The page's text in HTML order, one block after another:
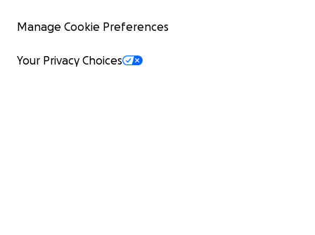
Manage Cookie Preferences
Your Privacy Choices